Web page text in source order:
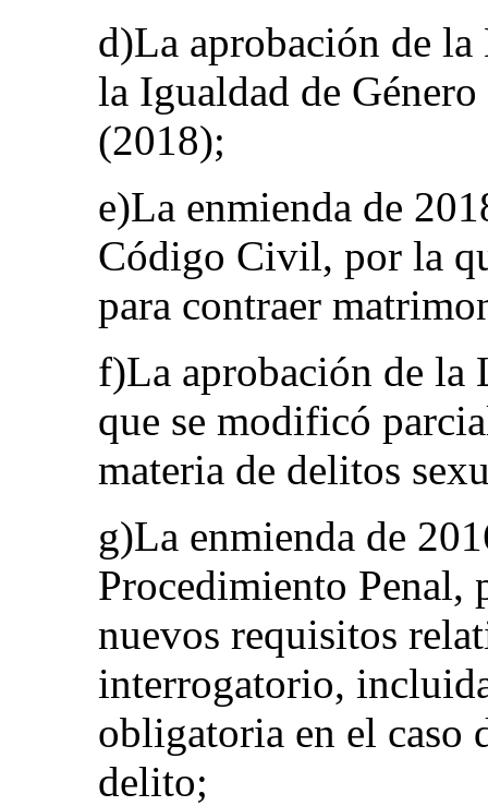
d)La aprobación de
la Igualdad de
(2018);
e)La enmienda de
Código Civil, por la
para contraer
f)La aprobación de la
que se modificó
materia de delitos
g)La enmienda de
Procedimiento Penal,
nuevos requisitos
interrogatorio,
obligatoria en el caso
delito;